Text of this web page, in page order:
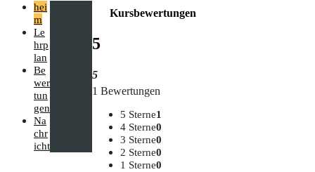
hei
m
Le
hrp
lan
Be
wer
tun
gen
Na
chr
icht
Kursbewertungen
5
5
1 Bewertungen
5 Sterne1
4 Sterne0
3 Sterne0
2 Sterne0
1 Sterne0